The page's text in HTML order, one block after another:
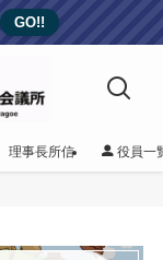
GO!!
理事長所信 役員一